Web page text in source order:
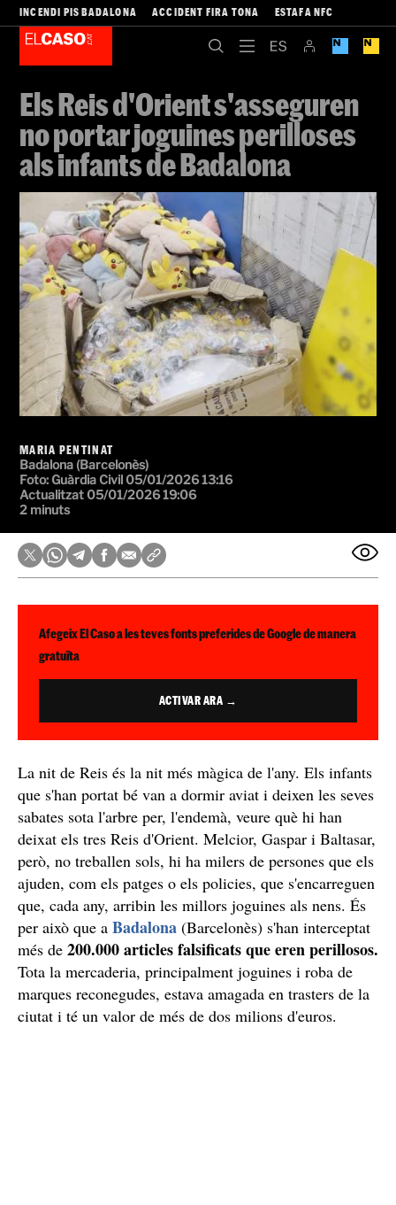
INCENDI PIS BADALONA ACCIDENT FIRA TONA ESTAFA NFC
Els Reis d'Orient s'asseguren
no portar joguines perilloses
als infants de Badalona
MARIA PENTINAT
Badalona (Barcelonès)
Foto: Guàrdia Civil 05/01/2026 13:16
Actualitzat 05/01/2026 19:06
2 minuts
Afegeix El Caso a les teves fonts preferides de Google de manera
gratuïta
ACTIVAR ARA →
La nit de Reis és la nit més màgica de l'any. Els infants
que s'han portat bé van a dormir aviat i deixen les seves
sabates sota l'arbre per, l'endemà, veure què hi han
deixat els tres Reis d'Orient. Melcior, Gaspar i Baltasar,
però, no treballen sols, hi ha milers de persones que els
ajuden, com els patges o els policies, que s'encarreguen
que, cada any, arribin les millors joguines als nens. És
per això que a Badalona (Barcelonès) s'han interceptat
més de 200.000 articles falsificats que eren perillosos.
Tota la mercaderia, principalment joguines i roba de
marques reconegudes, estava amagada en trasters de la
ciutat i té un valor de més de dos milions d'euros.